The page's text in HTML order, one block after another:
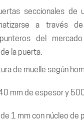
seccionales de
a través
del
la puerta.
de muelle según
mm de espesor y
1 mm con núcleo de